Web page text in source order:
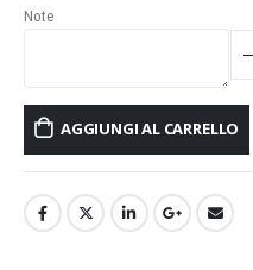
Note
AGGIUNGI AL CARRELLO